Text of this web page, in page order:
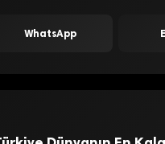
WhatsApp